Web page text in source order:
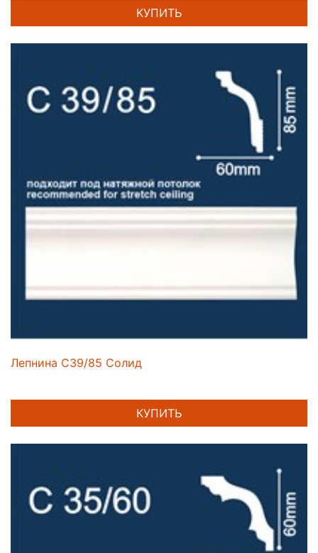
КУПИТЬ
Лепнина C39/85 Солид
КУПИТЬ